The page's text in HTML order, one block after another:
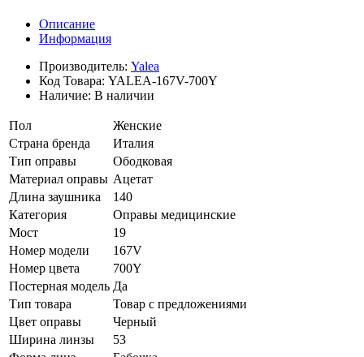
Описание
Информация
Производитель: Yalea
Код Товара: YALEA-167V-700Y
Наличие: В наличии
Пол
Женские
Страна бренда
Италия
Тип оправы
Ободковая
Материал оправы Ацетат
Длина заушника
140
Категория
Оправы медицинские
Мост
19
Номер модели
167V
Номер цвета
700Y
Постерная модель Да
Тип товара
Товар с предложениями
Цвет оправы
Черный
Ширина линзы
53